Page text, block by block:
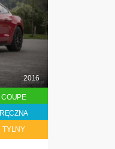
2016
COUPE
RĘCZNA
TYLNY